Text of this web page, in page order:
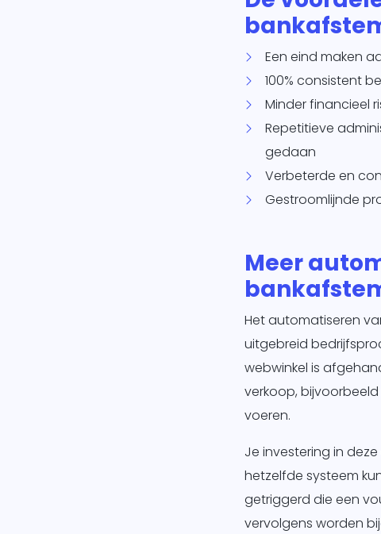
Een eind maken
100% consistent
Minder financieel
Repetitieve
gedaan
Verbeterde en
Gestroomlijnde
Meer
Het automatiseren
uitgebreid
webwinkel is
verkoop,
voeren.
Je investering in
hetzelfde systeem
getriggerd die een
vervolgens worden